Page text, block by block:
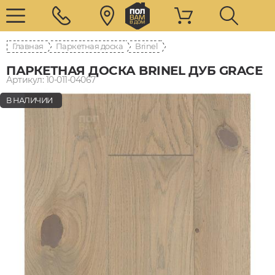
Главная Паркетная доска Brinel
ПАРКЕТНАЯ ДОСКА BRINEL ДУБ GRACE
Артикул: 10-011-04067
В НАЛИЧИИ